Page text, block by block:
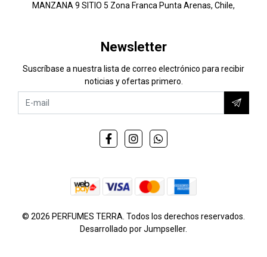
MANZANA 9 SITIO 5 Zona Franca Punta Arenas, Chile,
Newsletter
Suscríbase a nuestra lista de correo electrónico para recibir
noticias y ofertas primero.
© 2026 PERFUMES TERRA. Todos los derechos reservados.
Desarrollado por Jumpseller.